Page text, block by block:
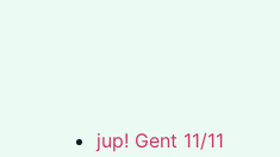
jup! Gent 11/11